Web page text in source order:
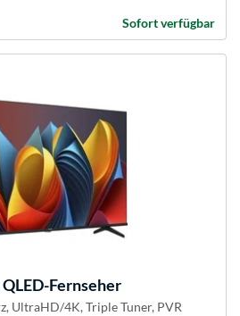
Sofort verfügbar
Fernseher
UltraHD/4K, Triple Tuner, PVR